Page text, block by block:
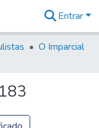
Entrar
O Imparcial